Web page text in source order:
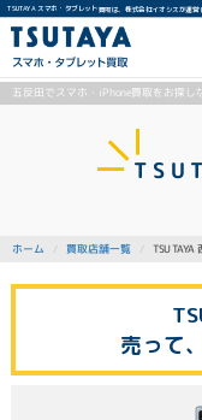
TSUTAYA スマホ・タブレット買取は、株式会社イ
五反田でスマホ・iPhone買取をお探し
ホーム 買取店舗一覧 TSUTAYA
売って